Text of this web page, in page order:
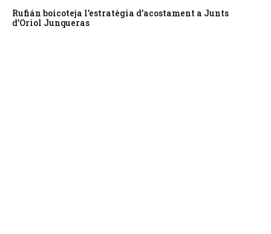
Rufián boicoteja l’estratègia d’acostament a Junts
d’Oriol Junqueras